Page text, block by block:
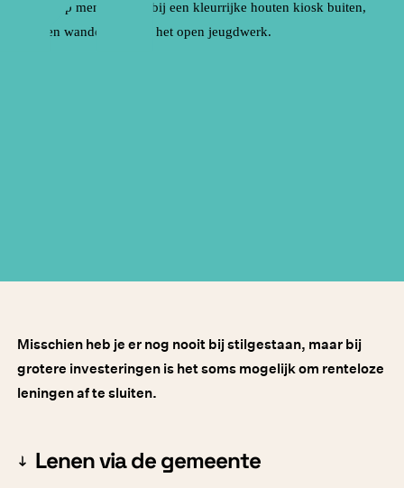
Misschien heb je er nog nooit bij stilgestaan, maar bij
grotere investeringen is het soms mogelijk om renteloze
leningen af te sluiten.
Lenen via de gemeente